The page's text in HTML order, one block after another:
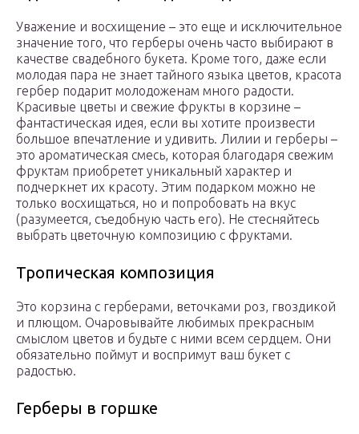
Уважение и восхищение – это еще и исключительное
значение того, что герберы очень часто выбирают в
качестве свадебного букета. Кроме того, даже если
молодая пара не знает тайного языка цветов, красота
гербер подарит молодоженам много радости.
Красивые цветы и свежие фрукты в корзине –
фантастическая идея, если вы хотите произвести
большое впечатление и удивить. Лилии и герберы –
это ароматическая смесь, которая благодаря свежим
фруктам приобретет уникальный характер и
подчеркнет их красоту. Этим подарком можно не
только восхищаться, но и попробовать на вкус
(разумеется, съедобную часть его). Не стесняйтесь
выбрать цветочную композицию с фруктами.
Тропическая композиция
Это корзина с герберами, веточками роз, гвоздикой
и плющом. Очаровывайте любимых прекрасным
смыслом цветов и будьте с ними всем сердцем. Они
обязательно поймут и воспримут ваш букет с
радостью.
Герберы в горшке